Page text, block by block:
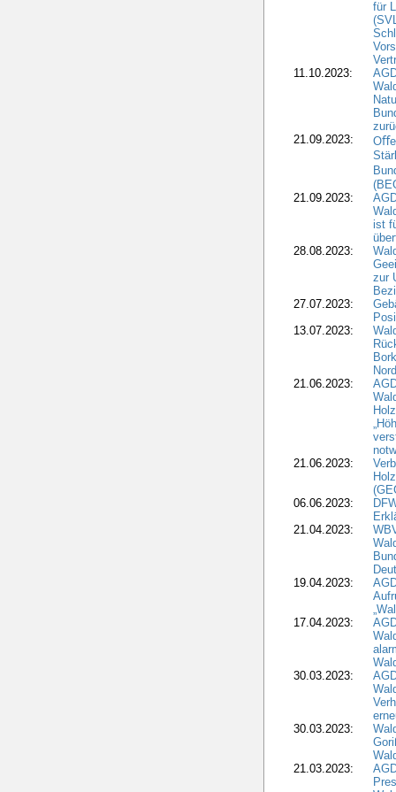
für
11.10.2023:
21.09.2023:
21.09.2023:
ist
28.08.2023:
zur
27.07.2023:
13.07.2023:
21.06.2023:
21.06.2023:
06.06.2023:
21.04.2023:
19.04.2023:
17.04.2023:
30.03.2023:
30.03.2023:
21.03.2023: